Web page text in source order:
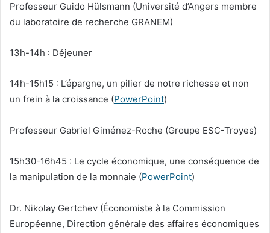
Professeur Guido Hülsmann (Université d’Angers membre
du laboratoire de recherche GRANEM)
13h-14h : Déjeuner
14h-15h15 : L’épargne, un pilier de notre richesse et non
un frein à la croissance (PowerPoint)
Professeur Gabriel Giménez-Roche (Groupe ESC-Troyes)
15h30-16h45 : Le cycle économique, une conséquence de
la manipulation de la monnaie (PowerPoint)
Dr. Nikolay Gertchev (Économiste à la Commission
Européenne, Direction générale des affaires économiques